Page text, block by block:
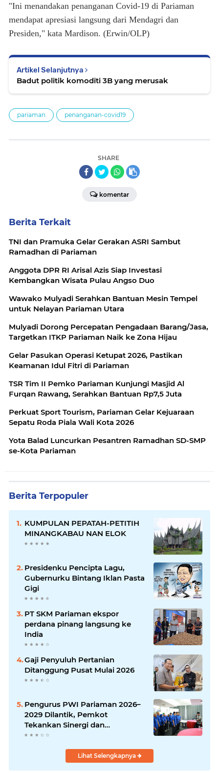
"Ini menandakan penanganan Covid-19 di Pariaman
mendapat apresiasi langsung dari Mendagri dan
Presiden," kata Mardison. (Erwin/OLP)
Artikel Selanjutnya
Badut politik komoditi 3B yang merusak
pariaman penanganan-covid19
SHARE
komentar
Berita Terkait
TNI dan Pramuka Gelar Gerakan ASRI Sambut
Ramadhan di Pariaman
Anggota DPR RI Arisal Azis Siap Investasi
Kembangkan Wisata Pulau Angso Duo
Wawako Mulyadi Serahkan Bantuan Mesin Tempel
untuk Nelayan Pariaman Utara
Mulyadi Dorong Percepatan Pengadaan Barang/Jasa,
Targetkan ITKP Pariaman Naik ke Zona Hijau
Gelar Pasukan Operasi Ketupat 2026, Pastikan
Keamanan Idul Fitri di Pariaman
TSR Tim II Pemko Pariaman Kunjungi Masjid Al
Furqan Rawang, Serahkan Bantuan Rp7,5 Juta
Perkuat Sport Tourism, Pariaman Gelar Kejuaraan
Sepatu Roda Piala Wali Kota 2026
Yota Balad Luncurkan Pesantren Ramadhan SD-SMP
se-Kota Pariaman
Berita Terpopuler
KUMPULAN PEPATAH-PETITIH
MINANGKABAU NAN ELOK
Presidenku Pencipta Lagu,
Gubernurku Bintang Iklan Pasta
Gigi
PT SKM Pariaman ekspor
perdana pinang langsung ke
India
Gaji Penyuluh Pertanian
Ditanggung Pusat Mulai 2026
Pengurus PWI Pariaman 2026–
2029 Dilantik, Pemkot
Tekankan Sinergi dan
Profesionalisme Pers
Lihat Selengkapnya